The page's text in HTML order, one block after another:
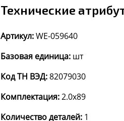
Технические
Артикул:WE-059640
Базовая единица: шт
Код ТН ВЭД:82079030
Комплектация:2.0x89
Количество деталей: 1